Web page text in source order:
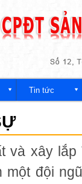
nội
Tin tức
và xây
một đội